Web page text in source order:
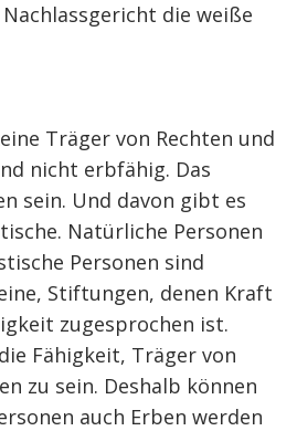
die weiße
Träger von Rechten und
nicht erbfähig. Das
sein. Und davon gibt es
Natürliche Personen
Personen sind
Stiftungen, denen Kraft
zugesprochen ist.
Fähigkeit, Träger von
zu sein. Deshalb können
auch Erben werden